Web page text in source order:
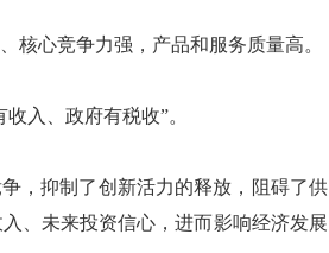
心竞争力强，产品和服务质量高。
入、政府有税收”。
，抑制了创新活力的释放，阻碍了供
、未来投资信心，进而影响经济发展